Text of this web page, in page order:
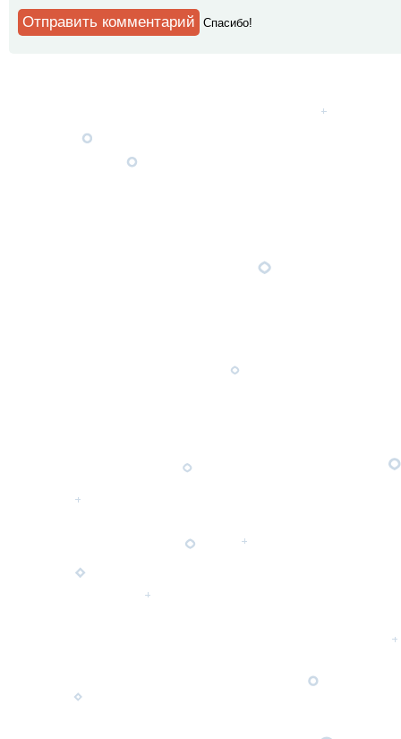
Спaсибо!